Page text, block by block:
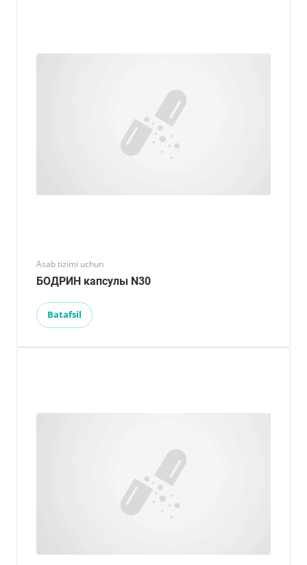
Asab tizimi uchun
БОДРИН капсулы N30
Batafsil